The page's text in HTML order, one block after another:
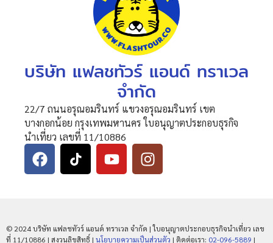
บริษัท แฟลชทัวร์ แอนด์ ทราเวล
จำกัด
22/7 ถนนอรุณอมรินทร์ แขวงอรุณอมรินทร์ เขต
บางกอกน้อย กรุงเทพมหานคร ใบอนุญาตประกอบธุรกิจ
นำเที่ยว เลขที่ 11/10886
© 2024 บริษัท แฟลชทัวร์ แอนด์ ทราเวล จำกัด | ใบอนุญาตประกอบธุรกิจนำเที่ยว เลข
ที่ 11/10886 | สงวนลิขสิทธิ์ | นโยบายความเป็นส่วนตัว | ติดต่อเรา: 02-096-5889 |